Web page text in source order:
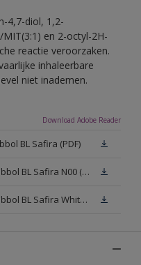
4,7-diol, 1,2-
en 2-octyl-2H-
reactie veroorzaken.
inhaleerbare
niet inademen.
Download Adobe Reader
BL Safira (PDF)
Veiligheidsinformatieblad Rubbol BL Safira N00 (MSDS)
Veiligheidsinformatieblad Rubbol BL Safira White W05 (MSDS)